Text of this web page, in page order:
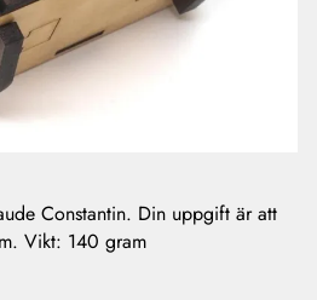
Constantin. Din uppgift är att
Vikt: 140 gram